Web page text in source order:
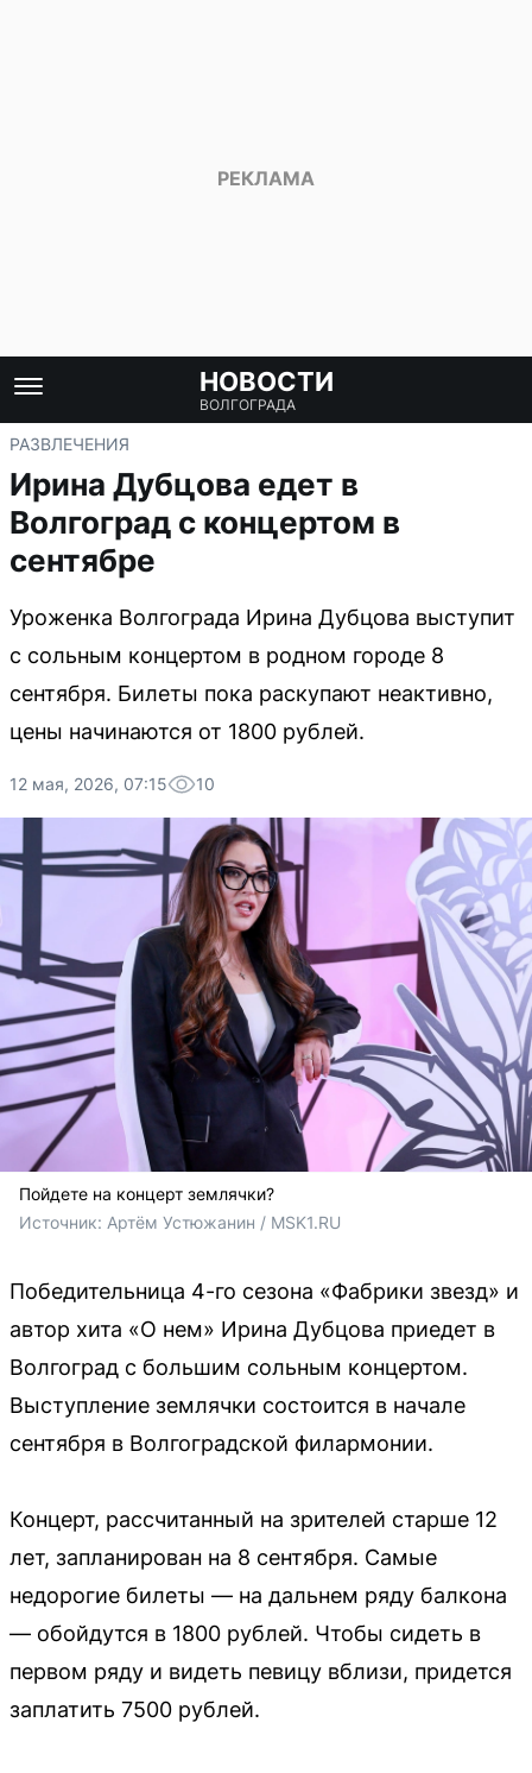
НОВОСТИ
ВОЛГОГРАДА
РАЗВЛЕЧЕНИЯ
Ирина Дубцова едет в
Волгоград с концертом в
сентябре
Уроженка Волгограда Ирина Дубцова выступит
с сольным концертом в родном городе 8
сентября. Билеты пока раскупают неактивно,
цены начинаются от 1800 рублей.
12 мая, 2026, 07:15 10
Пойдете на концерт землячки?
Источник: Артём Устюжанин / MSK1.RU
Победительница 4-го сезона «Фабрики звезд» и
автор хита «О нем» Ирина Дубцова приедет в
Волгоград с большим сольным концертом.
Выступление землячки состоится в начале
сентября в Волгоградской филармонии.
Концерт, рассчитанный на зрителей старше 12
лет, запланирован на 8 сентября. Самые
недорогие билеты — на дальнем ряду балкона
— обойдутся в 1800 рублей. Чтобы сидеть в
первом ряду и видеть певицу вблизи, придется
заплатить 7500 рублей.